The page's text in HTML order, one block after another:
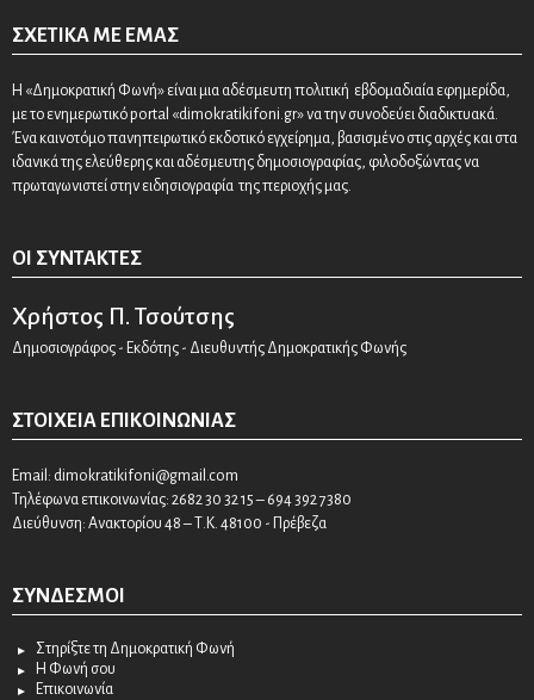
ΣΧΕΤΙΚΆ ΜΕ ΕΜΆΣ
Η «Δημοκρατική Φωνή» είναι μια αδέσμευτη πολιτική εβδομαδιαία εφημερίδα,
με το ενημερωτικό portal «dimokratikifoni.gr» να την συνοδεύει διαδικτυακά.
Ένα καινοτόμο πανηπειρωτικό εκδοτικό εγχείρημα, βασισμένο στις αρχές και στα
ιδανικά της ελεύθερης και αδέσμευτης δημοσιογραφίας, φιλοδοξώντας να
πρωταγωνιστεί στην ειδησιογραφία της περιοχής μας.
ΟΙ ΣΥΝΤΆΚΤΕΣ
Χρήστος Π. Τσούτσης
Δημοσιογράφος - Εκδότης - Διευθυντής Δημοκρατικής Φωνής
ΣΤΟΙΧΕΊΑ ΕΠΙΚΟΙΝΩΝΊΑΣ
Email: dimokratikifoni@gmail.com
Τηλέφωνα επικοινωνίας: 2682 30 32 15 – 694 392 7380
Διεύθυνση: Ανακτορίου 48 – Τ.Κ. 48100 - Πρέβεζα
ΣΎΝΔΕΣΜΟΙ
Στηρίξτε τη Δημοκρατική Φωνή
Η Φωνή σου
Επικοινωνία